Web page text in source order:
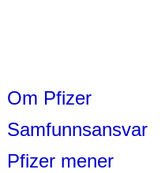
Om Pfizer
Samfunnsansvar
Pfizer mener